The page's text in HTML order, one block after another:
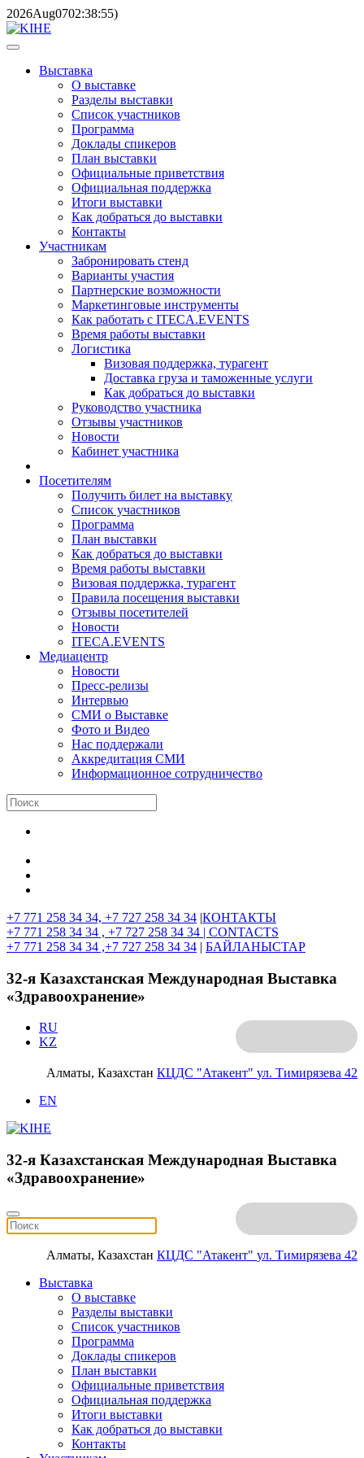
2026Aug0702:38:55)
Выставка
О выставке
Разделы выставки
Список участников
Программа
Доклады спикеров
План выставки
Официальные приветствия
Официальная поддержка
Итоги выставки
Как добраться до выставки
Контакты
Участникам
Забронировать стенд
Варианты участия
Партнерские возможности
Маркетинговые инструменты
Как работать с ITECA.EVENTS
Время работы выставки
Логистика
Визовая поддержка, турагент
Доставка груза и таможенные услуги
Как добраться до выставки
Руководство участника
Отзывы участников
Новости
Кабинет участника
Посетителям
Получить билет на выставку
Список участников
Программа
План выставки
Как добраться до выставки
Время работы выставки
Визовая поддержка, турагент
Правила посещения выставки
Отзывы посетителей
Новости
ITECA.EVENTS
Медиацентр
Новости
Пресс-релизы
Интервью
СМИ о Выставке
Фото и Видео
Нас поддержали
Аккредитация СМИ
Информационное сотрудничество
+7 771 258 34 34, +7 727 258 34 34 |КОНТАКТЫ
+7 771 258 34 34 , +7 727 258 34 34 | CONTACTS
+7 771 258 34 34 ,+7 727 258 34 34 | БАЙЛАНЫСТАР
32-я Казахстанская Международная Выставка
«Здравоохранение»
Алматы, Казахстан КЦДС "Атакент" ул. Тимирязева 42
RU
KZ
EN
32-я Казахстанская Международная Выставка
«Здравоохранение»
Алматы, Казахстан КЦДС "Атакент" ул. Тимирязева 42
Выставка
О выставке
Разделы выставки
Список участников
Программа
Доклады спикеров
План выставки
Официальные приветствия
Официальная поддержка
Итоги выставки
Как добраться до выставки
Контакты